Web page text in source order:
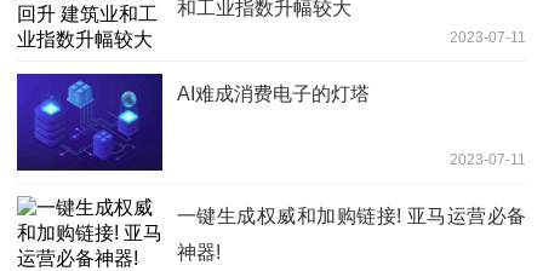
和工业指数升幅较大
2023-07-11
AI难成消费电子的灯塔
2023-07-11
一键生成权威和加购链接! 亚马运营必备
神器!